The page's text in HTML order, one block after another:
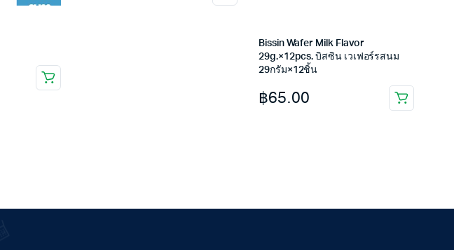
Bissin Wafer Milk Flavor
29g.×12pcs. บิสซิน เวเฟอร์รสนม
29กรัม×12ชิ้น
฿65.00